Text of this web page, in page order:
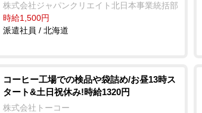
株式会社ジャパンクリエイト北日本事業統括部
時給1,500円
派遣社員 / 北海道
コーヒー工場での検品や袋詰め/お昼13時ス
タート&土日祝休み!時給1320円
株式会社トーコー